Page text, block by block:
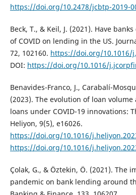
https://doi.org/10.2478/jcbtp-2019-
Beck, T., & Keil, J. (2021). Have
of COVID on lending in the US.
72, 102160. https://doi.org/10.1016/
DOI: https://doi.org/10.1016/
Benavides-Franco, J., Carabalí-
(2023). The evolution of loan
loans under COVID-19 innovations:
Heliyon, 9(5), e16026.
https://doi.org/10.1016/
https://doi.org/10.1016/
Çolak, G., & Öztekin, Ö. (2021). The
pandemic on bank lending around